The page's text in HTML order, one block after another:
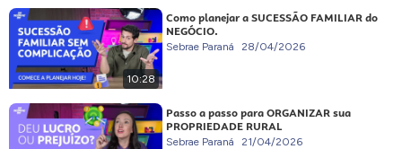
10:28
Como planejar a SUCESSÃO FAMILIAR do
NEGÓCIO.
Sebrae Paraná 28/04/2026
Passo a passo para ORGANIZAR sua
PROPRIEDADE RURAL
Sebrae Paraná 21/04/2026